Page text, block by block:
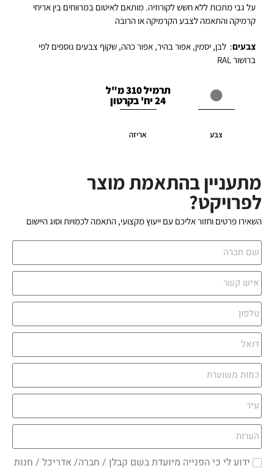
על גבי מתכות ללא חשש לקורוזיה. מותאם לאיטום במרווחים בין אריחי
קרמיקה והתאמה לצבע הקרמיקה או הרובה
צבעים: לבן, יסמין, אפור בהיר, אפור כהה, שקוף צבעים נוספים לפי
ברושור RAL
צבע
תרמיל 310 מ"ל
24 יח' בקרטון
אריזה
מתעניין בהתאמת מוצר
לפרויקט?
השאירו פרטים וחזור אליכם עם ייעוץ מקצועי, התאמה לכמויות וסוג היישום
ידוע לי כי הפנייה מיועדת בשם קבלן / חברה/ אדריכל / חנות